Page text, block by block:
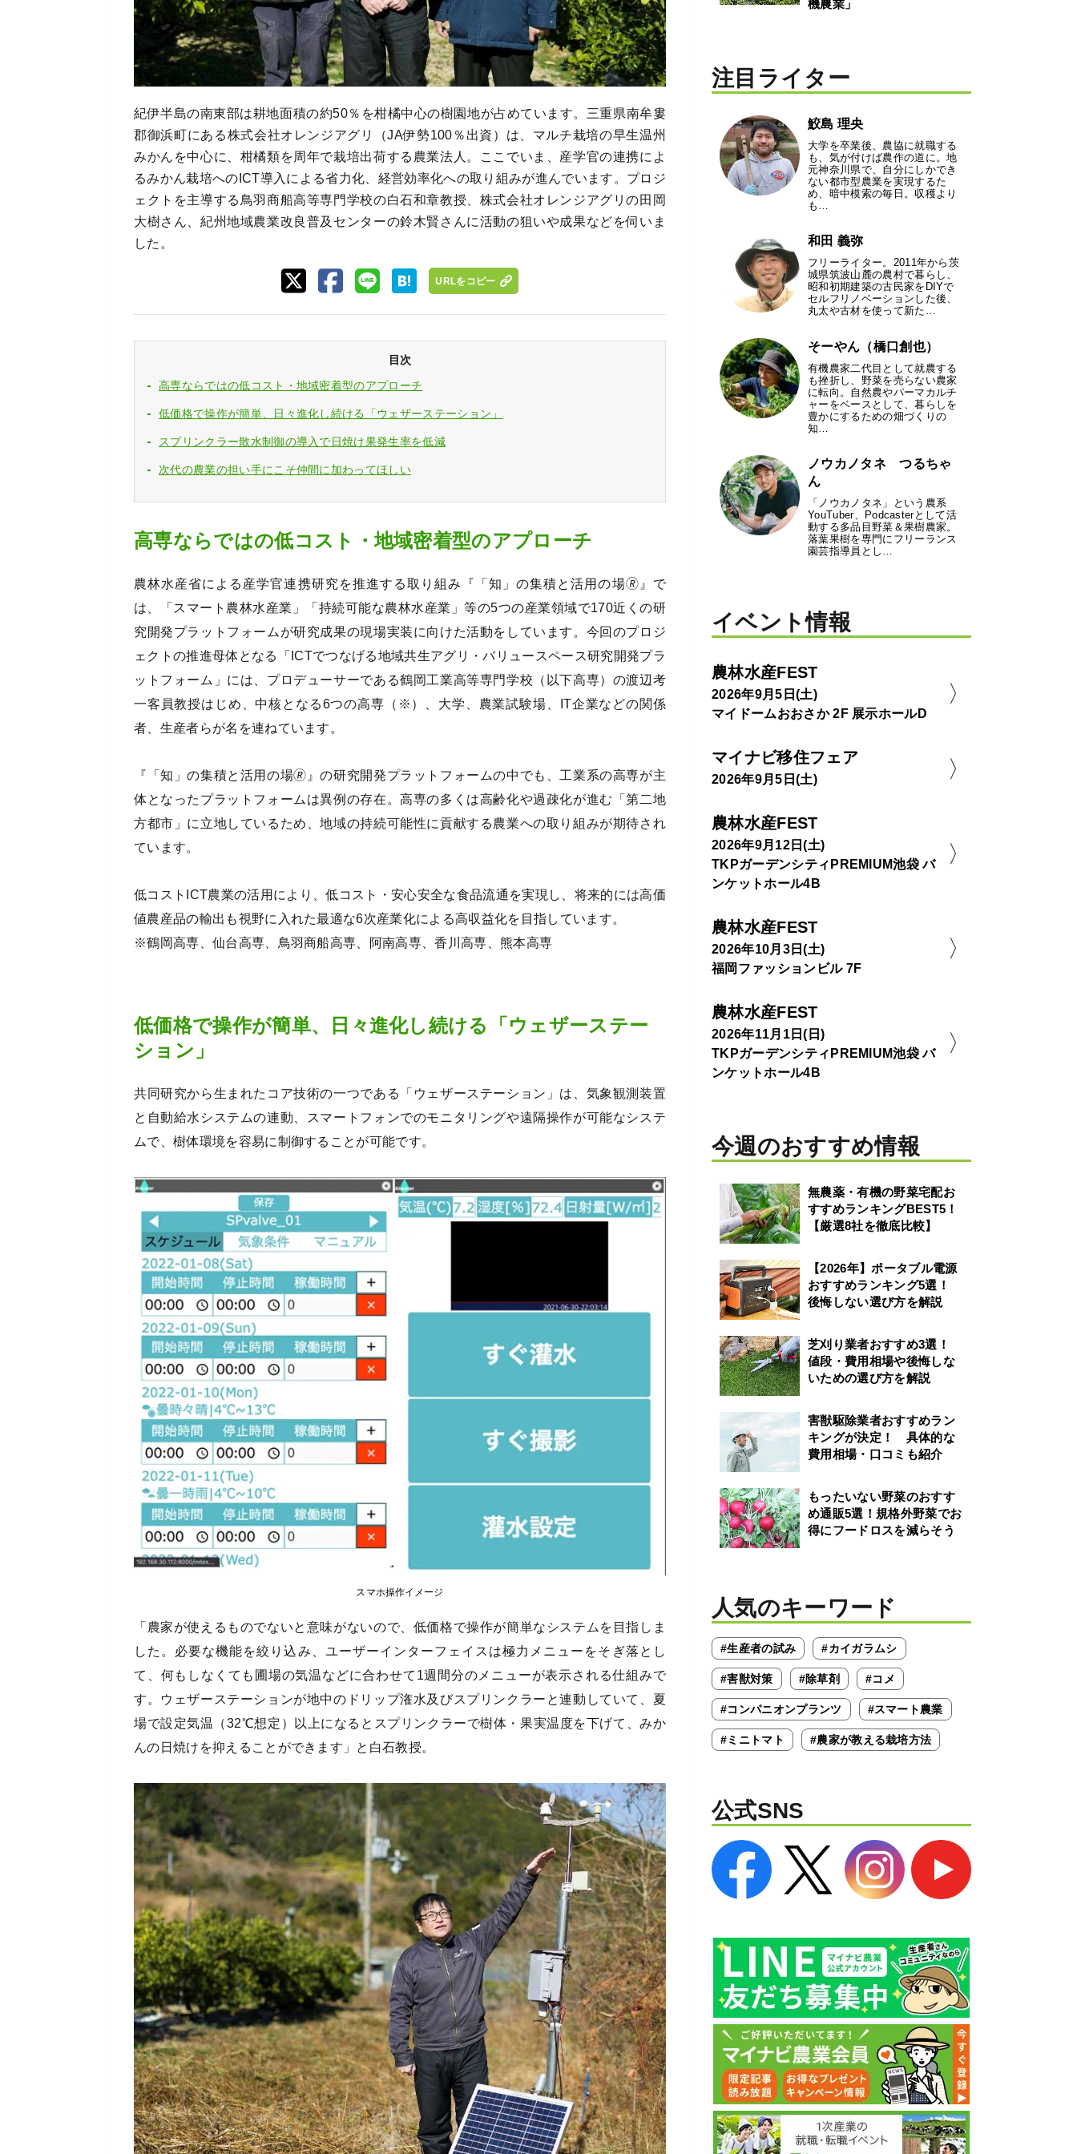
紀伊半島の南東部は耕地面積の約50％を柑橘中心の樹園地が占めています。三重県南牟婁
郡御浜町にある株式会社オレンジアグリ（JA伊勢100％出資）は、マルチ栽培の早生温州
みかんを中心に、柑橘類を周年で栽培出荷する農業法人。ここでいま、産学官の連携によ
るみかん栽培へのICT導入による省力化、経営効率化への取り組みが進んでいます。プロジ
ェクトを主導する鳥羽商船高等専門学校の白石和章教授、株式会社オレンジアグリの田岡
大樹さん、紀州地域農業改良普及センターの鈴木賢さんに活動の狙いや成果などを伺いま
した。
URLをコピー
目次
高専ならではの低コスト・地域密着型のアプローチ
低価格で操作が簡単、日々進化し続ける「ウェザーステーション」
スプリンクラー散水制御の導入で日焼け果発生率を低減
次代の農業の担い手にこそ仲間に加わってほしい
高専ならではの低コスト・地域密着型のアプローチ
農林水産省による産学官連携研究を推進する取り組み『「知」の集積と活用の場🄬』で
は、「スマート農林水産業」「持続可能な農林水産業」等の5つの産業領域で170近くの研
究開発プラットフォームが研究成果の現場実装に向けた活動をしています。今回のプロジ
ェクトの推進母体となる「ICTでつなげる地域共生アグリ・バリュースペース研究開発プラ
ットフォーム」には、プロデューサーである鶴岡工業高等専門学校（以下高専）の渡辺考
一客員教授はじめ、中核となる6つの高専（※）、大学、農業試験場、IT企業などの関係
者、生産者らが名を連ねています。
『「知」の集積と活用の場🄬』の研究開発プラットフォームの中でも、工業系の高専が主
体となったプラットフォームは異例の存在。高専の多くは高齢化や過疎化が進む「第二地
方都市」に立地しているため、地域の持続可能性に貢献する農業への取り組みが期待され
ています。
低コストICT農業の活用により、低コスト・安心安全な食品流通を実現し、将来的には高価
値農産品の輸出も視野に入れた最適な6次産業化による高収益化を目指しています。
※鶴岡高専、仙台高専、鳥羽商船高専、阿南高専、香川高専、熊本高専
低価格で操作が簡単、日々進化し続ける「ウェザーステー
ション」
共同研究から生まれたコア技術の一つである「ウェザーステーション」は、気象観測装置
と自動給水システムの連動、スマートフォンでのモニタリングや遠隔操作が可能なシステ
ムで、樹体環境を容易に制御することが可能です。
スマホ操作イメージ
「農家が使えるものでないと意味がないので、低価格で操作が簡単なシステムを目指しま
した。必要な機能を絞り込み、ユーザーインターフェイスは極力メニューをそぎ落とし
て、何もしなくても圃場の気温などに合わせて1週間分のメニューが表示される仕組みで
す。ウェザーステーションが地中のドリップ潅水及びスプリンクラーと連動していて、夏
場で設定気温（32℃想定）以上になるとスプリンクラーで樹体・果実温度を下げて、みか
んの日焼けを抑えることができます」と白石教授。
機農業」
注目ライター
鮫島 理央
大学を卒業後、農協に就職する
も、気が付けば農作の道に。地
元神奈川県で、自分にしかでき
ない都市型農業を実現するた
め、暗中模索の毎日。収穫より
も…
和田 義弥
フリーライター。2011年から茨
城県筑波山麓の農村で暮らし、
昭和初期建築の古民家をDIYで
セルフリノベーションした後、
丸太や古材を使って新た…
そーやん（橋口創也）
有機農家二代目として就農する
も挫折し、野菜を売らない農家
に転向。自然農やパーマカルチ
ャーをベースとして、暮らしを
豊かにするための畑づくりの
知…
ノウカノタネ つるちゃ
ん
「ノウカノタネ」という農系
YouTuber、Podcasterとして活
動する多品目野菜＆果樹農家。
落葉果樹を専門にフリーランス
園芸指導員とし…
イベント情報
農林水産FEST
2026年9月5日(土)
マイドームおおさか 2F 展示ホールD
マイナビ移住フェア
2026年9月5日(土)
農林水産FEST
2026年9月12日(土)
TKPガーデンシティPREMIUM池袋 バ
ンケットホール4B
農林水産FEST
2026年10月3日(土)
福岡ファッションビル 7F
農林水産FEST
2026年11月1日(日)
TKPガーデンシティPREMIUM池袋 バ
ンケットホール4B
今週のおすすめ情報
無農薬・有機の野菜宅配お
すすめランキングBEST5！
【厳選8社を徹底比較】
【2026年】ポータブル電源
おすすめランキング5選！
後悔しない選び方を解説
芝刈り業者おすすめ3選！
値段・費用相場や後悔しな
いための選び方を解説
害獣駆除業者おすすめラン
キングが決定！ 具体的な
費用相場・口コミも紹介
もったいない野菜のおすす
め通販5選！規格外野菜でお
得にフードロスを減らそう
人気のキーワード
#生産者の試み #カイガラムシ
#害獣対策 #除草剤 #コメ
#コンパニオンプランツ #スマート農業
#ミニトマト #農家が教える栽培方法
公式SNS